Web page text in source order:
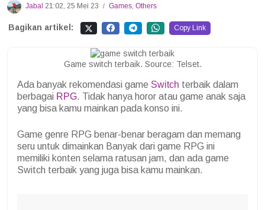
Jabal 21:02, 25 Mei 23 / Games, Others
Bagikan artikel: Copy Link
Game switch terbaik. Source: Telset.
Ada banyak rekomendasi game Switch terbaik dalam
berbagai RPG. Tidak hanya horor atau game anak saja
yang bisa kamu mainkan pada konso ini.
Game genre RPG benar-benar beragam dan memang
seru untuk dimainkan Banyak dari game RPG ini
memiliki konten selama ratusan jam, dan ada game
Switch terbaik yang juga bisa kamu mainkan.